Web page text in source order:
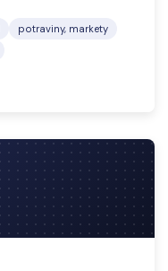
potraviny, markety